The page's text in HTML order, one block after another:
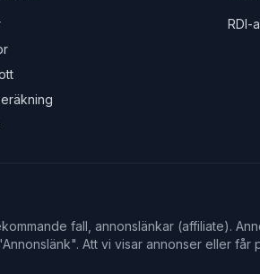
RDI-
fall, annonslänkar (affiliate).
Att vi visar annonser eller får